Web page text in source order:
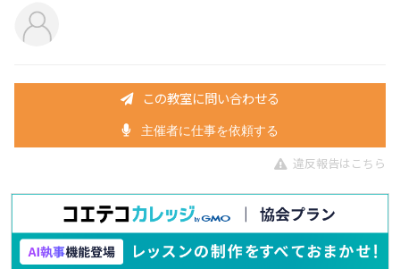
この教室に問い合わせる
主催者に仕事を依頼する
違反報告はこちら